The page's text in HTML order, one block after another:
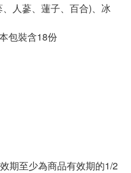
人蔘、蓮子、百合)、冰
包裝含18份
期至少為商品有效期的1/2